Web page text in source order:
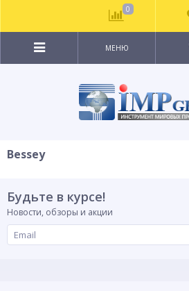
МЕНЮ
Bessey
Будьте в курсе!
Новости, обзоры и акции
0